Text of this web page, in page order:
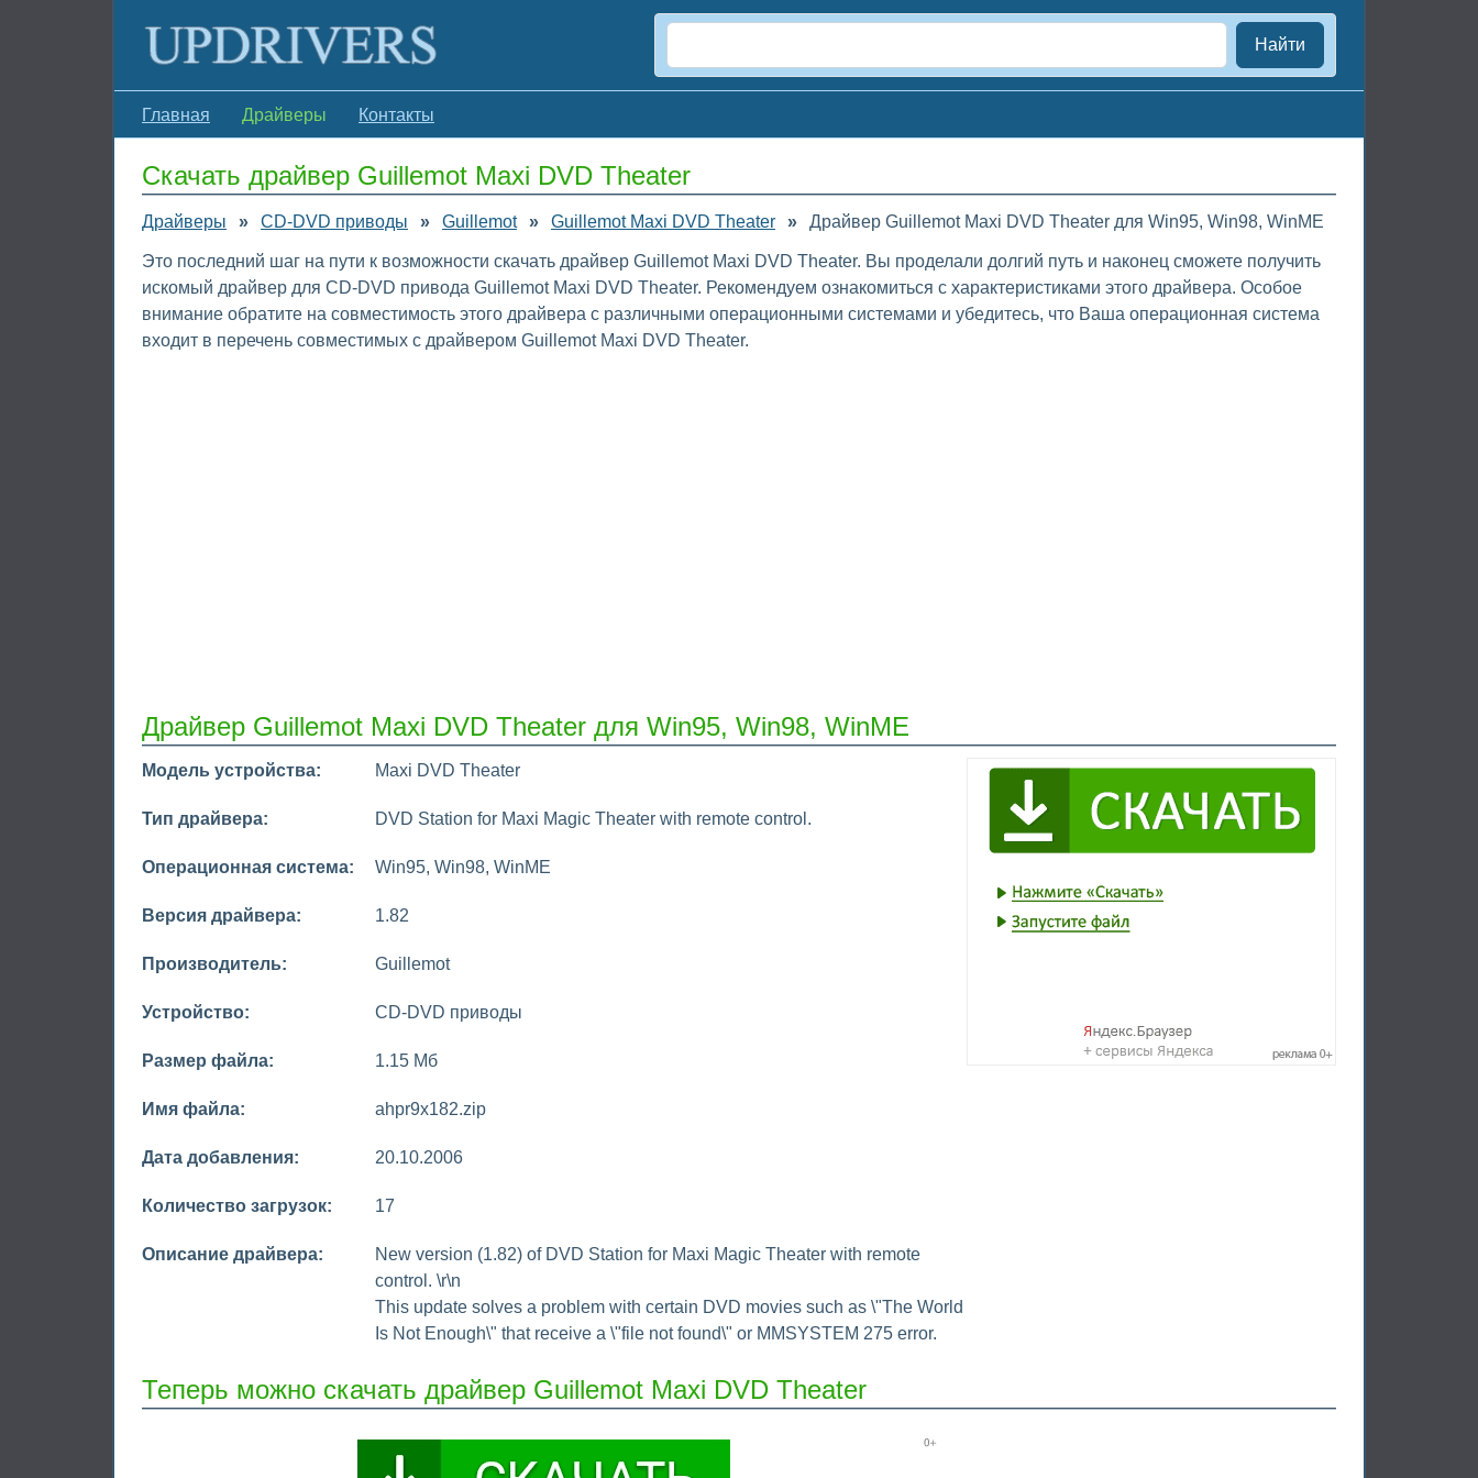
Найти
Главная Драйверы Контакты
Скачать драйвер Guillemot Maxi DVD Theater
Драйверы » CD-DVD приводы » Guillemot » Guillemot Maxi DVD Theater » Драйвер Guillemot Maxi DVD Theater для Win95, Win98, WinME
Это последний шаг на пути к возможности скачать драйвер Guillemot Maxi DVD Theater. Вы проделали долгий путь и наконец сможете получить
искомый драйвер для CD-DVD привода Guillemot Maxi DVD Theater. Рекомендуем ознакомиться с характеристиками этого драйвера. Особое
внимание обратите на совместимость этого драйвера с различными операционными системами и убедитесь, что Ваша операционная система
входит в перечень совместимых с драйвером Guillemot Maxi DVD Theater.
Драйвер Guillemot Maxi DVD Theater для Win95, Win98, WinME
Модель устройства: Maxi DVD Theater
Тип драйвера: DVD Station for Maxi Magic Theater with remote control.
Операционная система: Win95, Win98, WinME
Версия драйвера: 1.82
Производитель: Guillemot
Устройство: CD-DVD приводы
Размер файла: 1.15 Мб
Имя файла: ahpr9x182.zip
Дата добавления: 20.10.2006
Количество загрузок: 17
Описание драйвера:
New version (1.82) of DVD Station for Maxi Magic Theater with remote
control. \r\n
This update solves a problem with certain DVD movies such as \"The World
Is Not Enough\" that receive a \"file not found\" or MMSYSTEM 275 error.
Теперь можно скачать драйвер Guillemot Maxi DVD Theater